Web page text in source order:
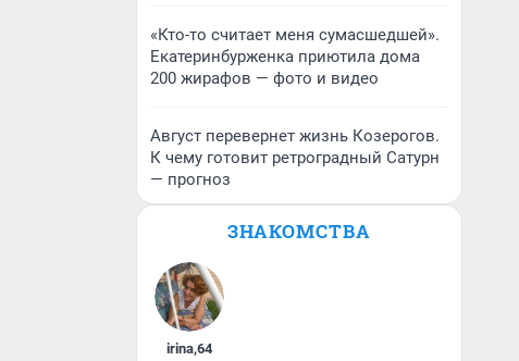
«Кто-то считает меня сумасшедшей».
Екатеринбурженка приютила дома
200 жирафов — фото и видео
Август перевернет жизнь Козерогов.
К чему готовит ретроградный Сатурн
— прогноз
ЗНАКОМСТВА
irina,64